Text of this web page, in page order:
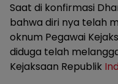
Saat di konfirmasi
bahwa diri nya telah
oknum Pegawai
diduga telah
Kejaksaan Republik